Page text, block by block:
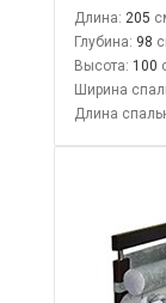
Длина: 205
Глубина: 98
Высота: 100
Ширина
Длина